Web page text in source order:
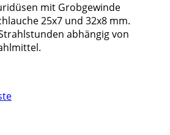
mit Grobgewinde
25x7 und 32x8 mm.
abhängig von